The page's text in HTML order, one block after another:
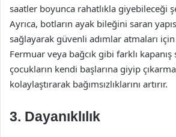
saatler boyunca rahatlıkla giyebileceği
Ayrıca, botların ayak bileğini saran
sağlayarak güvenli adımlar atmaları
Fermuar veya bağcık gibi farklı
çocukların kendi başlarına giyip
kolaylaştırarak bağımsızlıklarını artırır.
3. Dayanıklılık